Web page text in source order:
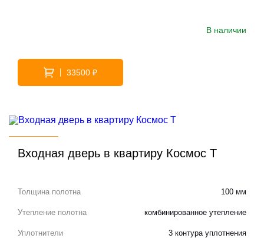
В наличии
33500 ₽
Входная дверь в квартиру Космос Т
Толщина полотна 100 мм
Утепление полотна комбинированное утепление
Уплотнители 3 контура уплотнения